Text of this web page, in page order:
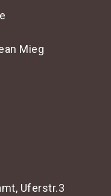
Mieg
Uferstr.3